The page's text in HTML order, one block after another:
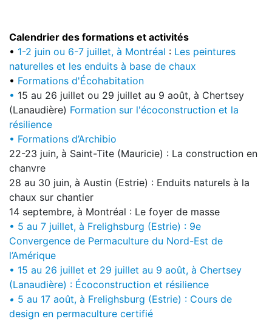
Calendrier des formations et activités
• 1-2 juin ou 6-7 juillet, à Montréal : Les peintures
naturelles et les enduits à base de chaux
• Formations d'Écohabitation
• 15 au 26 juillet ou 29 juillet au 9 août, à Chertsey
(Lanaudière) Formation sur l'écoconstruction et la
résilience
• Formations d’Archibio
22-23 juin, à Saint-Tite (Mauricie) : La construction en
chanvre
28 au 30 juin, à Austin (Estrie) : Enduits naturels à la
chaux sur chantier
14 septembre, à Montréal : Le foyer de masse
• 5 au 7 juillet, à Frelighsburg (Estrie) : 9e
Convergence de Permaculture du Nord-Est de
l’Amérique
• 15 au 26 juillet et 29 juillet au 9 août, à Chertsey
(Lanaudière) : Écoconstruction et résilience
• 5 au 17 août, à Frelighsburg (Estrie) : Cours de
design en permaculture certifié